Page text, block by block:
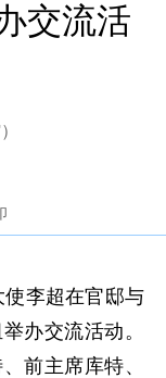
交流活
）
李超在官邸与
办交流活动。
前主席库特、